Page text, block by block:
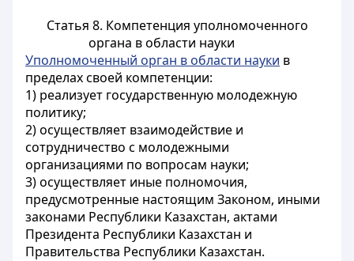
Статья 8. Компетенция уполномоченного
органа в области науки
Уполномоченный орган в области науки в
пределах своей компетенции:
1) реализует государственную молодежную
политику;
2) осуществляет взаимодействие и
сотрудничество с молодежными
организациями по вопросам науки;
3) осуществляет иные полномочия,
предусмотренные настоящим Законом, иными
законами Республики Казахстан, актами
Президента Республики Казахстан и
Правительства Республики Казахстан.